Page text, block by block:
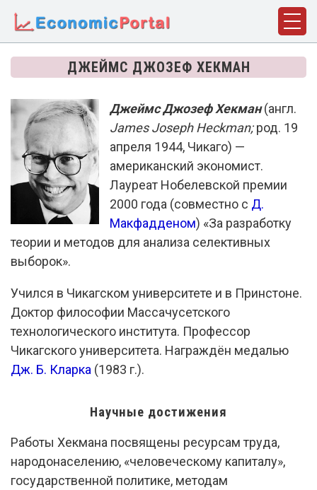
ДЖЕЙМС ДЖОЗЕФ ХЕКМАН
Джеймс Джозеф Хекман(англ.
James Joseph Heckman;род. 19
апреля 1944, Чикаго) —
американский экономист.
Лауреат Нобелевской премии
2000 года (совместно с Д.
Макфадденом) «За разработку
теории и методов для анализа селективных
выборок».
Учился в Чикагском университете и в Принстоне.
Доктор философии Массачусетского
технологического института. Профессор
Чикагского университета. Награждён медалью
Дж. Б. Кларка (1983 г.).
Научные достижения
Работы Хекмана посвящены ресурсам труда,
народонаселению, «человеческому капиталу»,
государственной политике, методам
ГЛАВНАЯ
ДИСЦИПЛИНЫ
ФАКТЫ
ИСТОРИЯ
БИОГРАФИИ
КОМПАНИИ
СЛОВАРЬ